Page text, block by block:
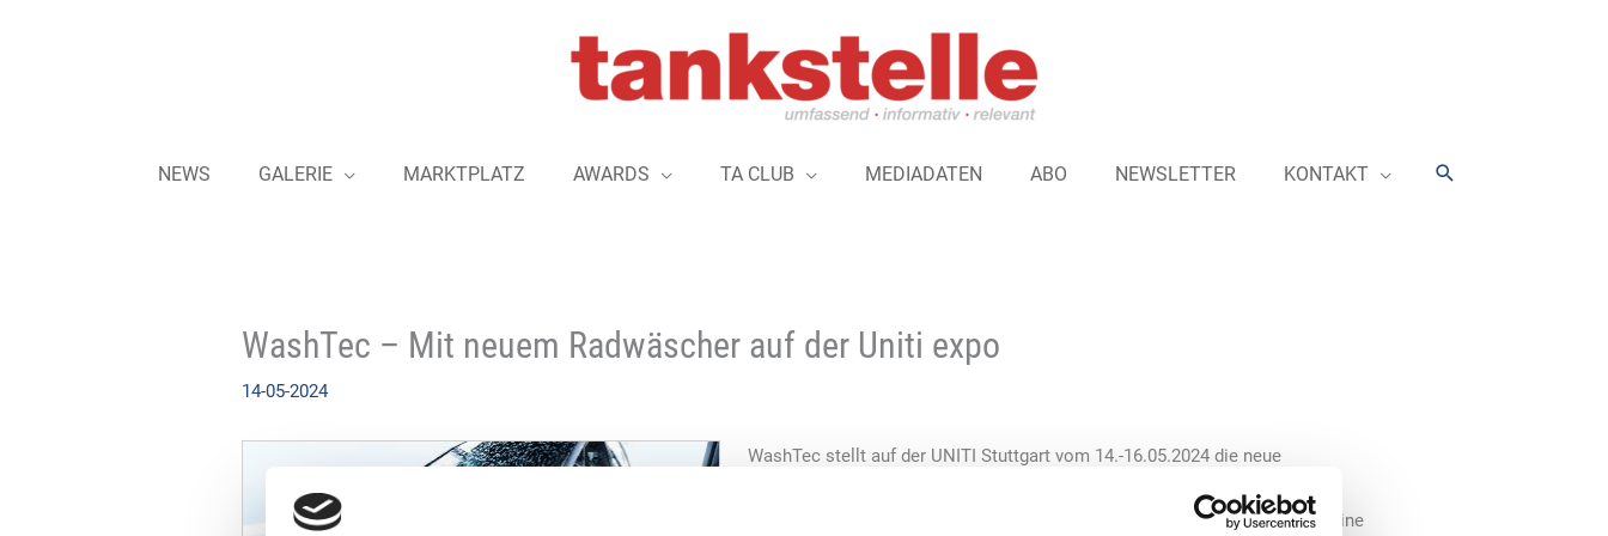
NEWS GALERIE MARKTPLATZ AWARDS TA CLUB MEDIADATEN ABO NEWSLETTER KONTAKT Suchen
WashTec – Mit neuem Radwäscher auf der Uniti expo
14-05-2024
WashTec stellt auf der UNITI Stuttgart vom 14.-16.05.2024 die neue
verspricht beste Felgenwaschqualität mit zeitgemäßer robuster Technik. Eine